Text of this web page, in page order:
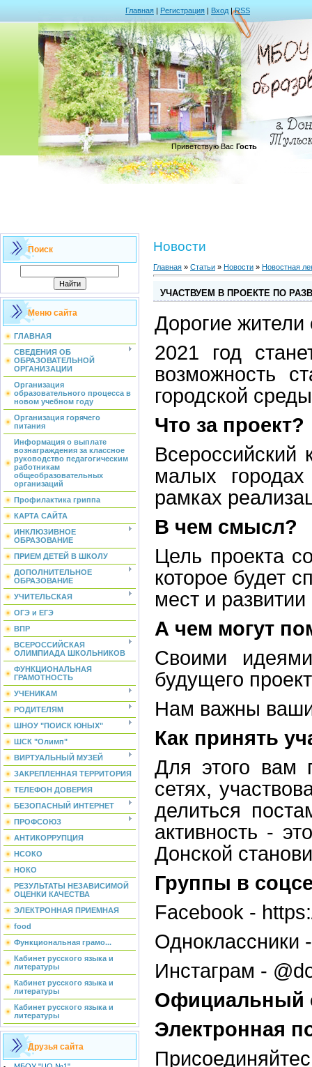
Главная | Регистрация | Вход |RSS
.
Приветствую Вас Гость
Поиск
Меню сайта
ГЛАВНАЯ
СВЕДЕНИЯ ОБ
ОБРАЗОВАТЕЛЬНОЙ
ОРГАНИЗАЦИИ
Организация
образовательного процесса в
новом учебном году
Организация горячего
питания
Информация о выплате
вознаграждения за классное
руководство педагогическим
работникам
общеобразовательных
организаций
Профилактика гриппа
КАРТА САЙТА
ИНКЛЮЗИВНОЕ
ОБРАЗОВАНИЕ
ПРИЕМ ДЕТЕЙ В ШКОЛУ
ДОПОЛНИТЕЛЬНОЕ
ОБРАЗОВАНИЕ
УЧИТЕЛЬСКАЯ
ОГЭ и ЕГЭ
ВПР
ВСЕРОССИЙСКАЯ
ОЛИМПИАДА ШКОЛЬНИКОВ
ФУНКЦИОНАЛЬНАЯ
ГРАМОТНОСТЬ
УЧЕНИКАМ
РОДИТЕЛЯМ
ШНОУ "ПОИСК ЮНЫХ"
ШСК "Олимп"
ВИРТУАЛЬНЫЙ МУЗЕЙ
ЗАКРЕПЛЕННАЯ ТЕРРИТОРИЯ
ТЕЛЕФОН ДОВЕРИЯ
БЕЗОПАСНЫЙ ИНТЕРНЕТ
ПРОФСОЮЗ
АНТИКОРРУПЦИЯ
НСОКО
НОКО
РЕЗУЛЬТАТЫ НЕЗАВИСИМОЙ
ОЦЕНКИ КАЧЕСТВА
ЭЛЕКТРОННАЯ ПРИЕМНАЯ
food
Функциональная грамо...
Кабинет русского языка и
литературы
Кабинет русского языка и
литературы
Кабинет русского языка и
литературы
Друзья сайта
Новости
Главная » Статьи » Новости » Новостная
УЧАСТВУЕМ В ПРОЕКТЕ ПО
Дорогие жители
2021 год
возможность
городской
Что за проект?
Всероссийский
малых
рамках
В чем смысл?
Цель проекта
которое будет
мест и
А чем могут
Своими
будущего
Нам важны ваши
Как принять
Для этого вам
сетях,
делиться
активность -
Донской
Группы в
Facebook -
Одноклассники
Инстаграм -
Официальный
Электронная